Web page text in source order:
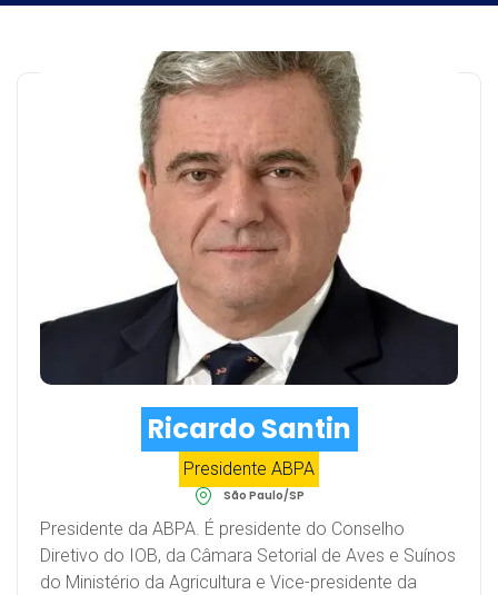
Ricardo Santin
Presidente ABPA
São Paulo/SP
Presidente da ABPA. É presidente do Conselho
Diretivo do IOB, da Câmara Setorial de Aves e Suínos
do Ministério da Agricultura e Vice-presidente da